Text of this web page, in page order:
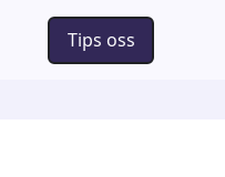
Tips oss